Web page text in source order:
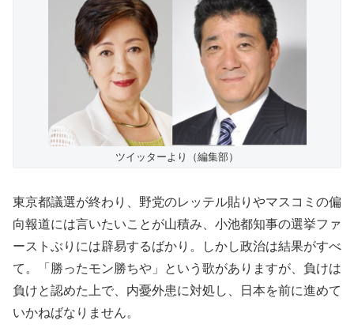
ツイッターより（編集部）
東京都議選が終わり、野党のレッテル貼りやマスコミの偏
向報道には言いたいことが山積み、小池都知事の選挙ファ
ーストぶりには辟易するばかり。しかし政治は結果がすべ
て。「勝ったモン勝ちや」という歌がありますが、負けは
負けと認めた上で、内憂外患に対処し、日本を前に進めて
いかねばなりません。